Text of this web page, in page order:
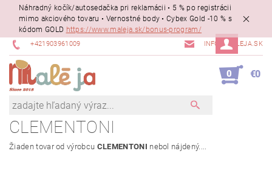
Náhradný kočík/autosedačka pri reklamácii • 5 % po registrácii
mimo akciového tovaru • Vernostné body • Cybex Gold -10 % s
kódom GOLD https://www.maleja.sk/bonus-program/
+421903961009 INFO@MALEJA.SK
0 €0
CLEMENTONI
Žiaden tovar od výrobcu CLEMENTONI nebol nájdený....